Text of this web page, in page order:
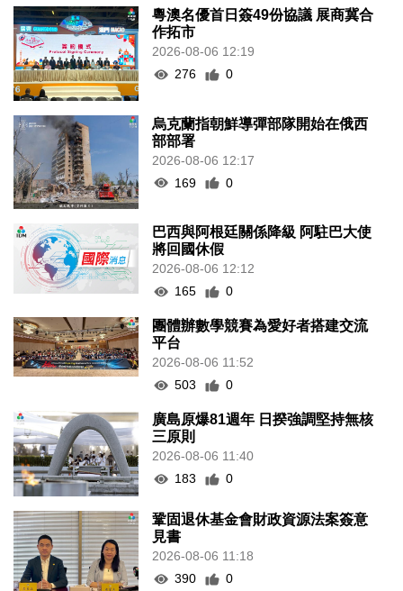
粵澳名優首日簽49份協議 展商冀合
作拓市
2026-08-06 12:19
276
0
烏克蘭指朝鮮導彈部隊開始在俄西
部部署
2026-08-06 12:17
169
0
巴西與阿根廷關係降級 阿駐巴大使
將回國休假
2026-08-06 12:12
165
0
團體辦數學競賽為愛好者搭建交流
平台
2026-08-06 11:52
503
0
廣島原爆81週年 日揆強調堅持無核
三原則
2026-08-06 11:40
183
0
鞏固退休基金會財政資源法案簽意
見書
2026-08-06 11:18
390
0